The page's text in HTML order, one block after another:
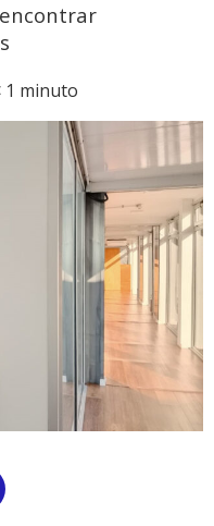
1 minuto